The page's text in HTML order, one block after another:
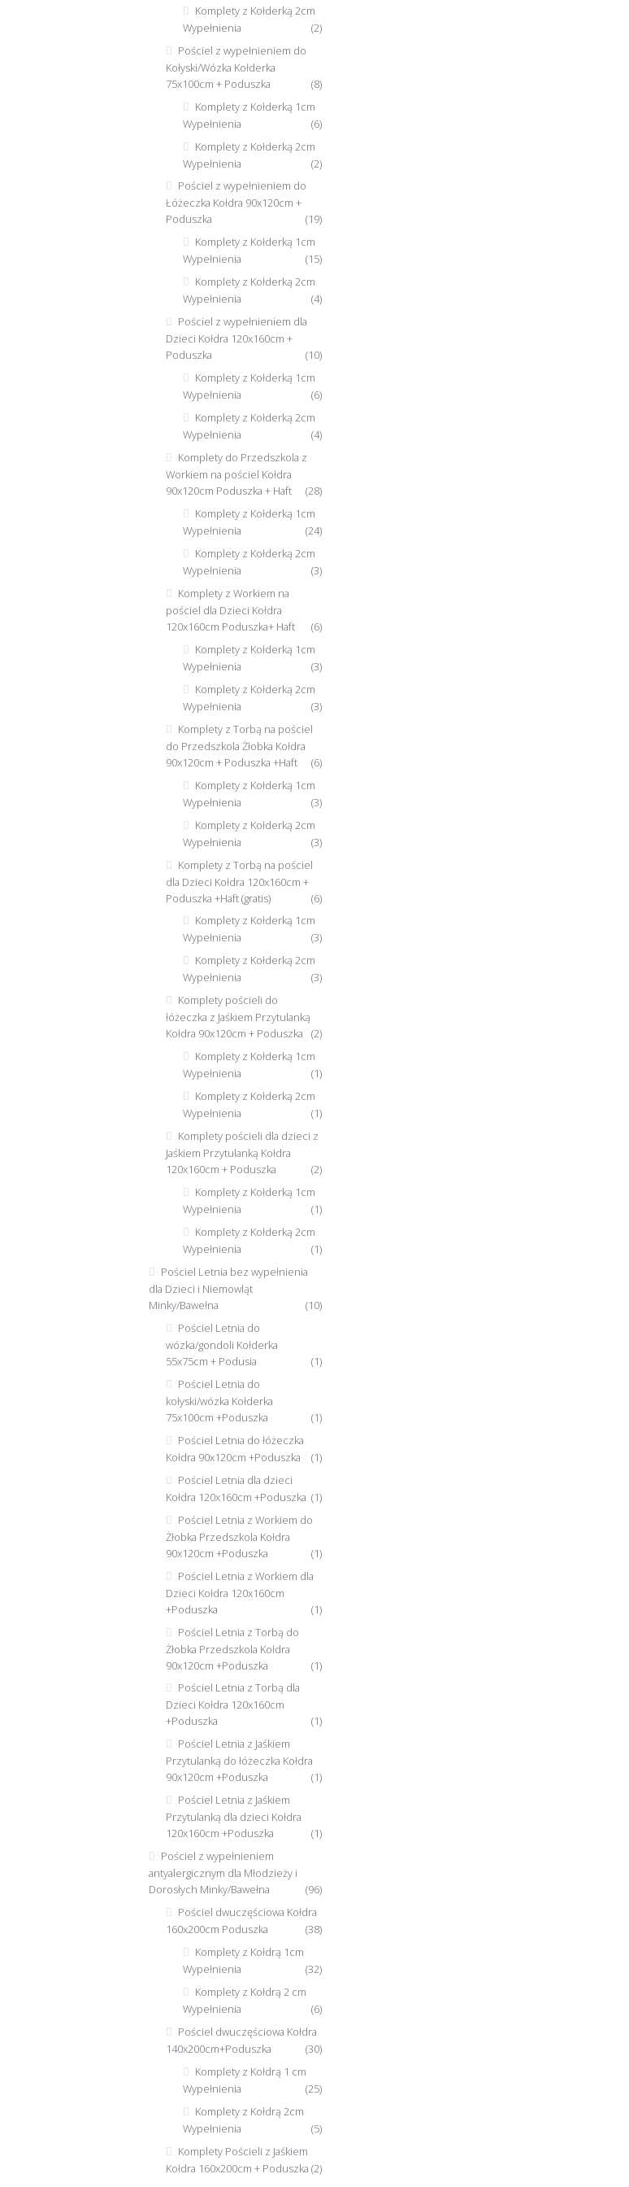
Komplety z Kołderką 2cm
Wypełnienia
(2)
Pościel z wypełnieniem do
Kołyski/Wózka Kołderka
75x100cm + Poduszka
(8)
Komplety z Kołderką 1cm
Wypełnienia
(6)
Komplety z Kołderką 2cm
Wypełnienia
(2)
Pościel z wypełnieniem do
Łóżeczka Kołdra 90x120cm +
Poduszka
(19)
Komplety z Kołderką 1cm
Wypełnienia
(15)
Komplety z Kołderką 2cm
Wypełnienia
(4)
Pościel z wypełnieniem dla
Dzieci Kołdra 120x160cm +
Poduszka
(10)
Komplety z Kołderką 1cm
Wypełnienia
(6)
Komplety z Kołderką 2cm
Wypełnienia
(4)
Komplety do Przedszkola z
Workiem na pościel Kołdra
90x120cm Poduszka + Haft
(28)
Komplety z Kołderką 1cm
Wypełnienia
(24)
Komplety z Kołderką 2cm
Wypełnienia
(3)
Komplety z Workiem na
pościel dla Dzieci Kołdra
120x160cm Poduszka+ Haft
(6)
Komplety z Kołderką 1cm
Wypełnienia
(3)
Komplety z Kołderką 2cm
Wypełnienia
(3)
Komplety z Torbą na pościel
do Przedszkola Żłobka Kołdra
90x120cm + Poduszka +Haft
(6)
Komplety z Kołderką 1cm
Wypełnienia
(3)
Komplety z Kołderką 2cm
Wypełnienia
(3)
Komplety z Torbą na pościel
dla Dzieci Kołdra 120x160cm +
Poduszka +Haft (gratis)
(6)
Komplety z Kołderką 1cm
Wypełnienia
(3)
Komplety z Kołderką 2cm
Wypełnienia
(3)
Komplety pościeli do
łóżeczka z Jaśkiem Przytulanką
Kołdra 90x120cm + Poduszka
(2)
Komplety z Kołderką 1cm
Wypełnienia
(1)
Komplety z Kołderką 2cm
Wypełnienia
(1)
Komplety pościeli dla dzieci z
Jaśkiem Przytulanką Kołdra
120x160cm + Poduszka
(2)
Komplety z Kołderką 1cm
Wypełnienia
(1)
Komplety z Kołderką 2cm
Wypełnienia
(1)
Pościel Letnia bez wypełnienia
dla Dzieci i Niemowląt
Minky/Bawełna
(10)
Pościel Letnia do
wózka/gondoli Kołderka
55x75cm + Podusia
(1)
Pościel Letnia do
kołyski/wózka Kołderka
75x100cm +Poduszka
(1)
Pościel Letnia do łóżeczka
Kołdra 90x120cm +Poduszka
(1)
Pościel Letnia dla dzieci
Kołdra 120x160cm +Poduszka (1)
Pościel Letnia z Workiem do
Żłobka Przedszkola Kołdra
90x120cm +Poduszka
(1)
Pościel Letnia z Workiem dla
Dzieci Kołdra 120x160cm
+Poduszka
(1)
Pościel Letnia z Torbą do
Żłobka Przedszkola Kołdra
90x120cm +Poduszka
(1)
Pościel Letnia z Torbą dla
Dzieci Kołdra 120x160cm
+Poduszka
(1)
Pościel Letnia z Jaśkiem
Przytulanką do łóżeczka Kołdra
90x120cm +Poduszka
(1)
Pościel Letnia z Jaśkiem
Przytulanką dla dzieci Kołdra
120x160cm +Poduszka
(1)
Pościel z wypełnieniem
antyalergicznym dla Młodzieży i
Dorosłych Minky/Bawełna
(96)
Pościel dwuczęściowa Kołdra
160x200cm Poduszka
(38)
Komplety z Kołdrą 1cm
Wypełnienia
(32)
Komplety z Kołdrą 2 cm
Wypełnienia
(6)
Pościel dwuczęściowa Kołdra
140x200cm+Poduszka
(30)
Komplety z Kołdrą 1 cm
Wypełnienia
(25)
Komplety z Kołdrą 2cm
Wypełnienia
(5)
Komplety Pościeli z Jaśkiem
Kołdra 160x200cm + Poduszka (2)